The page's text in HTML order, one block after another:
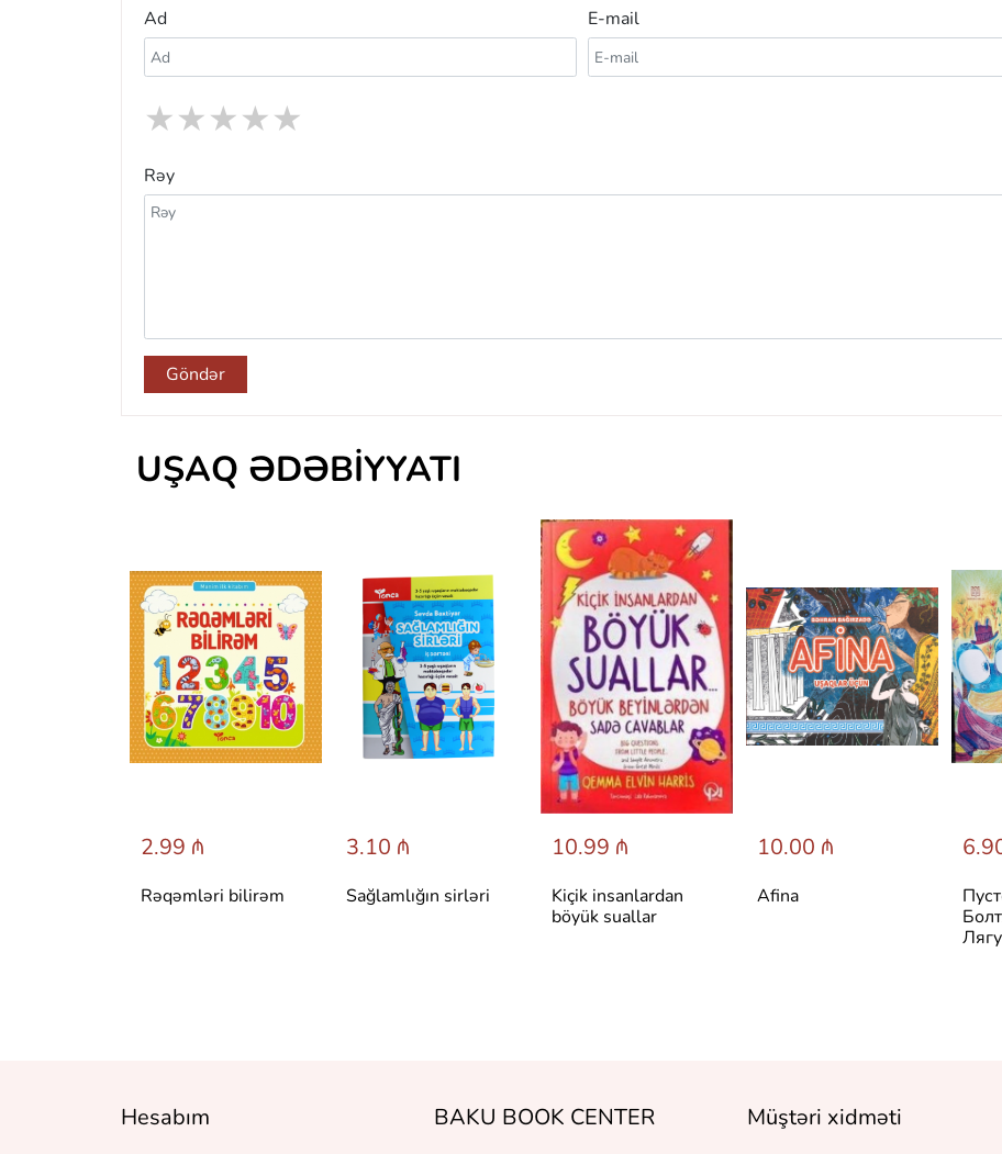
Ad
E-mail
★
★
★
★
★
Rəy
Göndər
UŞAQ ƏDƏBIYYATI
2.99 ₼
Rəqəmləri bilirəm
3.10 ₼
Sağlamlığın sirləri
10.99 ₼
Kiçik insanlardan
böyük suallar
10.00 ₼
Afina
Hesabım BAKU BOOK CENTER Müştəri xidməti